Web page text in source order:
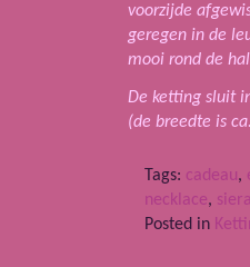
voorzijde
geregen in de
mooi rond de
De ketting sluit
(de breedte is
Tags: cadeau,
necklace,
Posted in